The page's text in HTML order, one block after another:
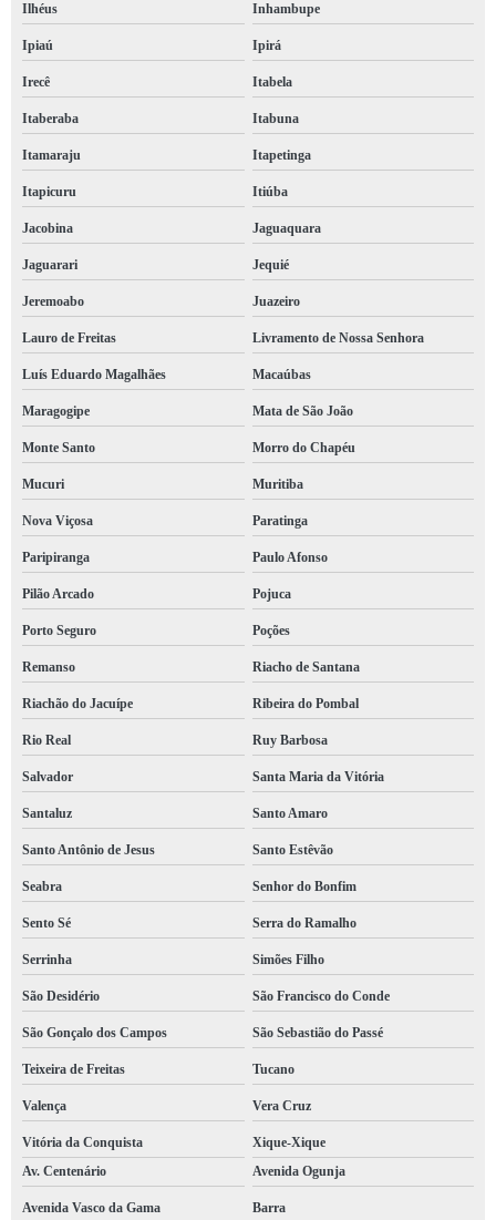
Ilhéus Inhambupe
Ipiaú Ipirá
Irecê Itabela
Itaberaba Itabuna
Itamaraju Itapetinga
Itapicuru Itiúba
Jacobina Jaguaquara
Jaguarari Jequié
Jeremoabo Juazeiro
Lauro de Freitas Livramento de Nossa Senhora
Luís Eduardo Magalhães Macaúbas
Maragogipe Mata de São João
Monte Santo Morro do Chapéu
Mucuri Muritiba
Nova Viçosa Paratinga
Paripiranga Paulo Afonso
Pilão Arcado Pojuca
Porto Seguro Poções
Remanso Riacho de Santana
Riachão do Jacuípe Ribeira do Pombal
Rio Real Ruy Barbosa
Salvador Santa Maria da Vitória
Santaluz Santo Amaro
Santo Antônio de Jesus Santo Estêvão
Seabra Senhor do Bonfim
Sento Sé Serra do Ramalho
Serrinha Simões Filho
São Desidério São Francisco do Conde
São Gonçalo dos Campos São Sebastião do Passé
Teixeira de Freitas Tucano
Valença Vera Cruz
Vitória da Conquista
Xique-Xique
Av. Centenário
Avenida Ogunja
Avenida Vasco da Gama Barra